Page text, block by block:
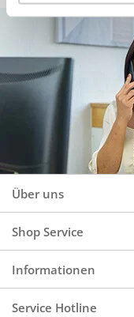
Über uns
Shop Service
Informationen
Service Hotline